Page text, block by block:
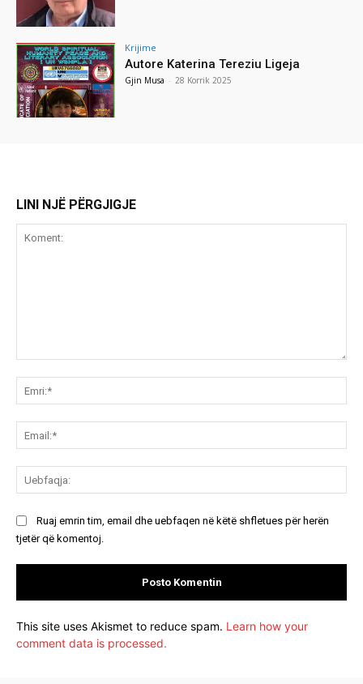
Krijime
Autore Katerina Tereziu Ligeja
Gjin Musa - 28 Korrik 2025
LINI NJË PËRGJIGJE
Ruaj emrin tim, email dhe uebfaqen në këtë shfletues për herën
tjetër që komentoj.
This site uses Akismet to reduce spam. Learn how your
comment data is processed.